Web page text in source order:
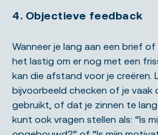
4. Objectieve feedback
Wanneer je lang aan een brief
het lastig om er nog met een
kan die afstand voor je creëren.
bijvoorbeeld checken of je vaak
gebruikt, of dat je zinnen te
kunt ook vragen stellen als: “Is